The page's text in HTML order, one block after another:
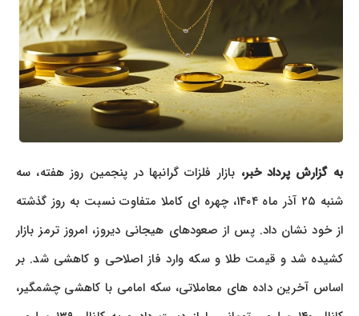
به گزارش پرداد خبر،بازار فلزات گرانبها در پنجمین روز هفته، سه
شنبه ۲۵ آذر ماه ۱۴۰۴، چهره ای کاملا متفاوت نسبت به روز گذشته
از خود نشان داد. پس از صعودهای هیجانی دیروز، امروز ترمز بازار
کشیده شد و قیمت طلا و سکه وارد فاز اصلاحی و کاهشی شد. بر
اساس آخرین داده های معاملاتی، سکه امامی با کاهشی چشمگیر،